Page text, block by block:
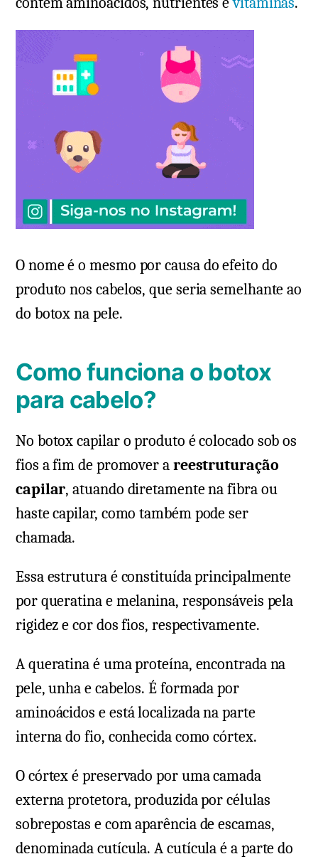
O nome é o mesmo por causa do efeito do
produto nos cabelos, que seria semelhante ao
do botox na pele.
Como funciona o botox
para cabelo?
No botox capilar o produto é colocado sob os
fios a fim de promover areestruturação
capilar, atuando diretamente na fibra ou
haste capilar, como também pode ser
chamada.
Essa estrutura é constituída principalmente
por queratina e melanina, responsáveis pela
rigidez e cor dos fios, respectivamente.
A queratina é uma proteína, encontrada na
pele, unha e cabelos. É formada por
aminoácidos e está localizada na parte
interna do fio, conhecida como córtex.
O córtex é preservado por uma camada
externa protetora, produzida por células
sobrepostas e com aparência de escamas,
denominada cutícula. A cutícula é a parte do